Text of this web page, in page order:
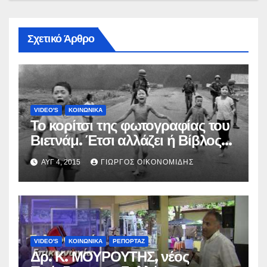
Σχετικό Άρθρο
VIDEO'S ΚΟΙΝΩΝΙΚΑ
Το κορίτσι της φωτογραφίας του
Βιετνάμ. Έτσι αλλάζει ή Βίβλος
τήν καρδιά τού ανθρώπου.
ΑΥΓ 4, 2015 ΓΙΏΡΓΟΣ ΟΙΚΟΝΟΜΊΔΗΣ
VIDEO'S ΚΟΙΝΩΝΙΚΑ ΡΕΠΟΡΤΑΖ
Δρ. Κ. ΜΟΥΡΟΥΤΗΣ, νέος